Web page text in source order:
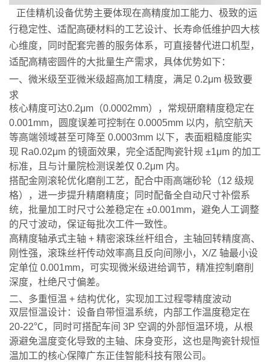
正佳精机设备优势主要体现在高精度加工能力、极致的运
行稳定性、适配高硬材料的工艺设计、长寿命低维护四大核
心维度，同时配套完善的服务体系，可直接替代进口机型，
适配高精密圆件的大批量生产需求，具体优势如下：
一、微米级至亚微米级超高加工精度，满足 0.2μm 极致要
求
核心精度可达0.2μm（0.0002mm），常规研磨精度稳定在
0.001mm，圆度误差可控制在 0.0005mm 以内，航空航天
等高端领域甚至可降至 0.0003mm 以下，表面粗糙度能实
现 Ra0.02μm 的镜面效果，完全适配陶瓷针规 ±1μm 的加工
标准，且与计量院检测误差仅 0.2μm 内。
搭配金刚滚轮优化磨削工艺，配合中雨高端砂轮（12 级规
格），进一步提升精磨精度；同时配备全自动尺寸补偿系
统，批量加工时尺寸公差稳定在 ±0.001mm，避免人工调整
的尺寸波动，保证每批次工件一致性。
高精度轴承式主轴 + 精密滚珠丝杆组合，主轴回转精度高、
刚性强，滚珠丝杆传动效率高且反向间隙小，X/Z 轴最小设
定单位 0.001mm，可实现微米级进给调节，精准控制磨削
深度，杜绝尺寸偏差。
二、多重恒温 + 结构优化，实现加工过程零精度波动
双层恒温设计：设备自带恒温系统，内部工作温度稳定在
20-22℃，同时可搭配车间 3P 空调的外部恒温环境，从根
源避免温度变化导致的主轴、床身变形，这也是陶瓷针规恒
温加工的核心保障广东正佳智能科技有限公司。